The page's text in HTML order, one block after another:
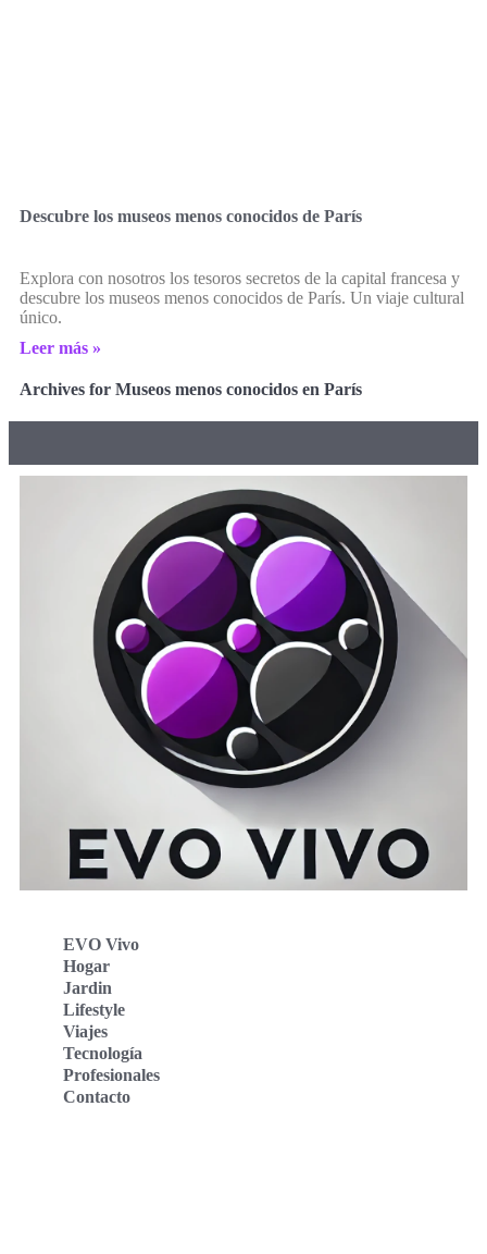
Descubre los museos menos conocidos de París
Explora con nosotros los tesoros secretos de la capital francesa y
descubre los museos menos conocidos de París. Un viaje cultural
único.
Leer más »
Archives for Museos menos conocidos en París
EVO Vivo
Hogar
Jardin
Lifestyle
Viajes
Tecnología
Profesionales
Contacto